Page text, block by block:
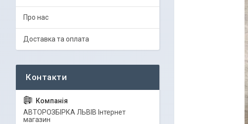
Про нас
Доставка та оплата
АВТОРОЗБІРКА ЛЬВІВ Інтернет
магазин